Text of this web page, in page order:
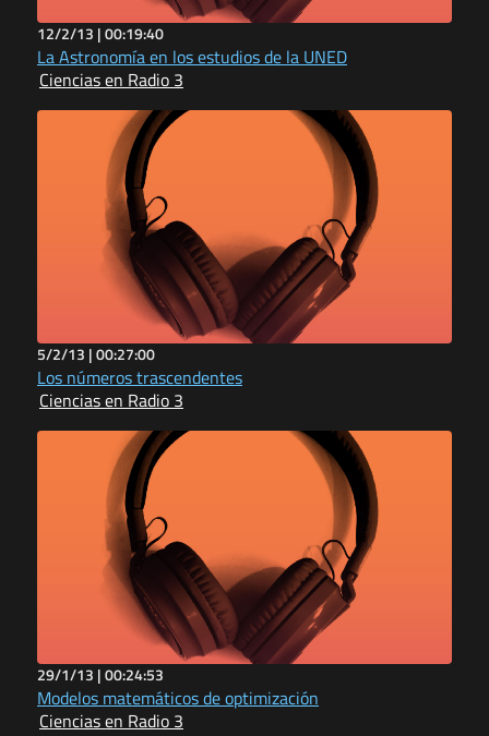
12/2/13 |00:19:40
La Astronomía en los estudios de la UNED
Ciencias en Radio 3
5/2/13 |00:27:00
Los números trascendentes
Ciencias en Radio 3
29/1/13 |00:24:53
Modelos matemáticos de optimización
Ciencias en Radio 3